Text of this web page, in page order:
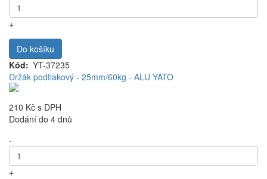
+
Do košíku
Kód
YT-37235
Držák podtlakový - 25mm/60kg - ALU YATO
210 Kč s DPH
Dodání do 4 dnů
-
+